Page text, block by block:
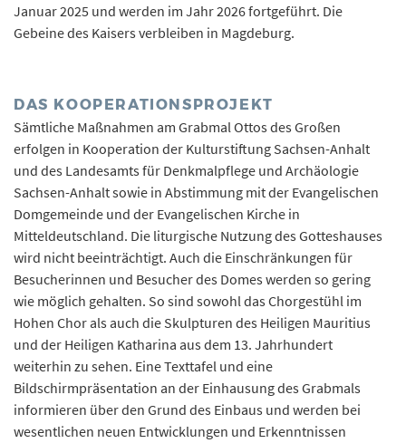
Januar 2025 und werden im Jahr 2026 fortgeführt. Die
Gebeine des Kaisers verbleiben in Magdeburg.
DAS KOOPERATIONSPROJEKT
Sämtliche Maßnahmen am Grabmal Ottos des Großen
erfolgen in Kooperation der Kulturstiftung Sachsen-Anhalt
und des Landesamts für Denkmalpflege und Archäologie
Sachsen-Anhalt sowie in Abstimmung mit der Evangelischen
Domgemeinde und der Evangelischen Kirche in
Mitteldeutschland. Die liturgische Nutzung des Gotteshauses
wird nicht beeinträchtigt. Auch die Einschränkungen für
Besucherinnen und Besucher des Domes werden so gering
wie möglich gehalten. So sind sowohl das Chorgestühl im
Hohen Chor als auch die Skulpturen des Heiligen Mauritius
und der Heiligen Katharina aus dem 13. Jahrhundert
weiterhin zu sehen. Eine Texttafel und eine
Bildschirmpräsentation an der Einhausung des Grabmals
informieren über den Grund des Einbaus und werden bei
wesentlichen neuen Entwicklungen und Erkenntnissen